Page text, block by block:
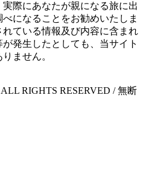
際にあなたが親になる旅に出
になることをお勧めいたしま
ている情報及び内容に含まれ
発生したとしても、当サイト
ません。
RIGHTS RESERVED / 無断